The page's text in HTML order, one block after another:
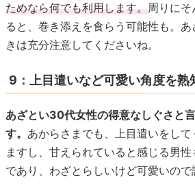
ためなら何でも利用します。周りに
ると、巻き添えを食らう可能性も。
きは充分注意してくださいね。
9：上目遣いなど可愛い角度を熟
あざとい30代女性の得意なしぐさと
す。 あからさまでも、上目遣いをして
ますし、甘えられていると感じる男
であり、わざとらしいけど可愛いので